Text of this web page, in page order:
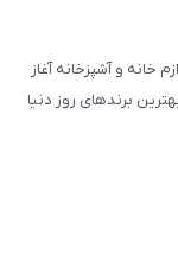
لوازم خانه و آشپزخانه آغاز
برندهای روز دنیا